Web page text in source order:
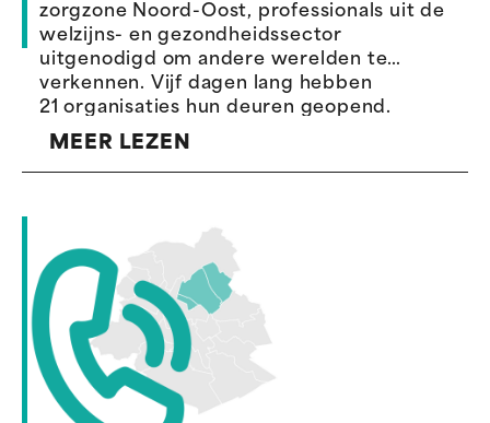
zorgzone Noord-Oost, professionals uit de
welzijns- en gezondheidssector
uitgenodigd om andere werelden te
verkennen. Vijf dagen lang hebben
21 organisaties hun deuren geopend.
MEER LEZEN